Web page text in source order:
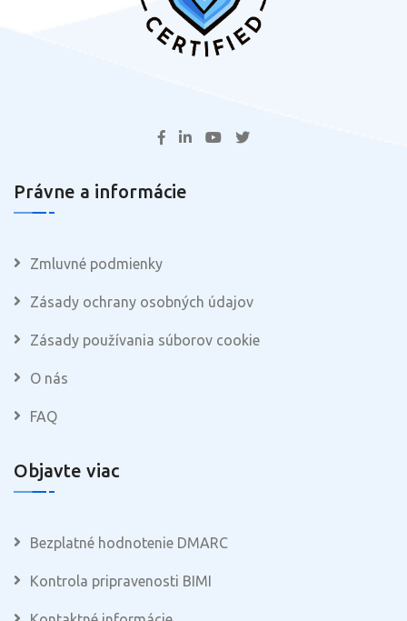
Právne a informácie
Zmluvné podmienky
Zásady ochrany osobných údajov
Zásady používania súborov cookie
O nás
FAQ
Objavte viac
Bezplatné hodnotenie DMARC
Kontrola pripravenosti BIMI